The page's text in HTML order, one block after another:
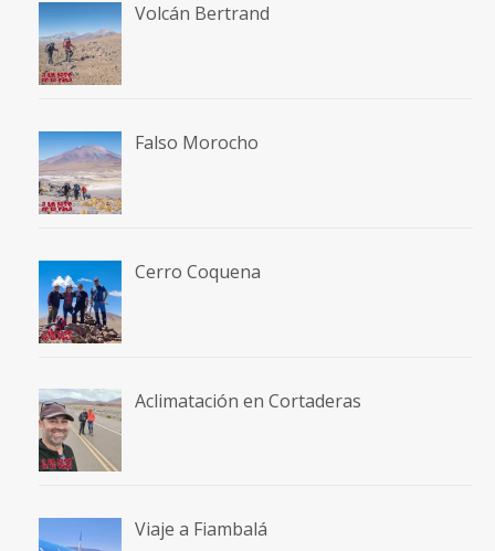
Volcán Bertrand
Falso Morocho
Cerro Coquena
Aclimatación en Cortaderas
Viaje a Fiambalá